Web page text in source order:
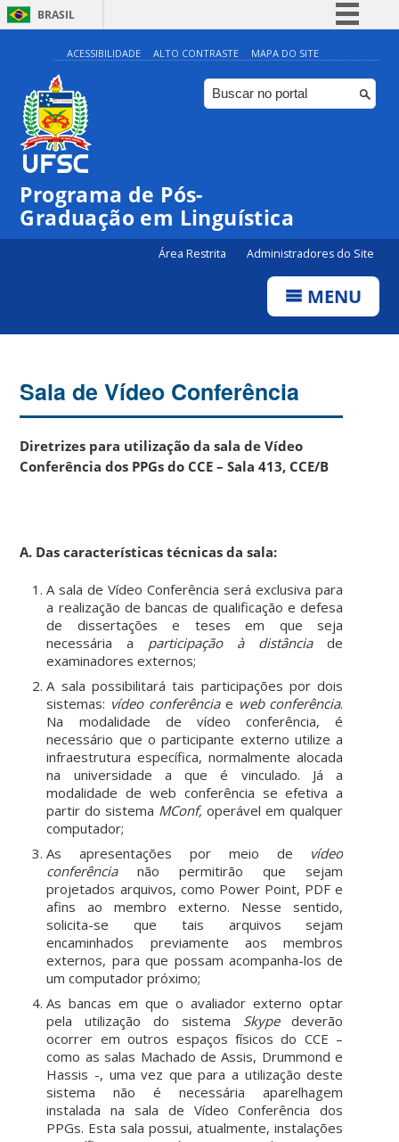
BRASIL
Simplifique!
Comunica BR
Participe
ACESSIBILIDADE ALTO CONTRASTE MAPA DO SITE
Programa de Pós-
Graduação em Linguística
Área Restrita Administradores do Site
MENU
Sala de Vídeo Conferência
Diretrizes para utilização da sala de Vídeo
Conferência dos PPGs do CCE – Sala 413, CCE/B
A. Das características técnicas da sala:
A sala de Vídeo Conferência será exclusiva para
a realização de bancas de qualificação e defesa
de dissertações e teses em que seja
necessária a participação à distânciade
examinadores externos;
A sala possibilitará tais participações por dois
sistemas: vídeo conferênciae web conferência.
Na modalidade de vídeo conferência, é
necessário que o participante externo utilize a
infraestrutura específica, normalmente alocada
na universidade a que é vinculado. Já a
modalidade de web conferência se efetiva a
partir do sistema MConf,operável em qualquer
computador;
As apresentações por meio de vídeo
conferêncianão permitirão que sejam
projetados arquivos, como Power Point, PDF e
afins ao membro externo. Nesse sentido,
solicita-se que tais arquivos sejam
encaminhados previamente aos membros
externos, para que possam acompanha-los de
um computador próximo;
As bancas em que o avaliador externo optar
pela utilização do sistema Skypedeverão
ocorrer em outros espaços físicos do CCE –
como as salas Machado de Assis, Drummond e
Hassis -, uma vez que para a utilização deste
sistema não é necessária aparelhagem
instalada na sala de Vídeo Conferência dos
PPGs. Esta sala possui, atualmente, instalações